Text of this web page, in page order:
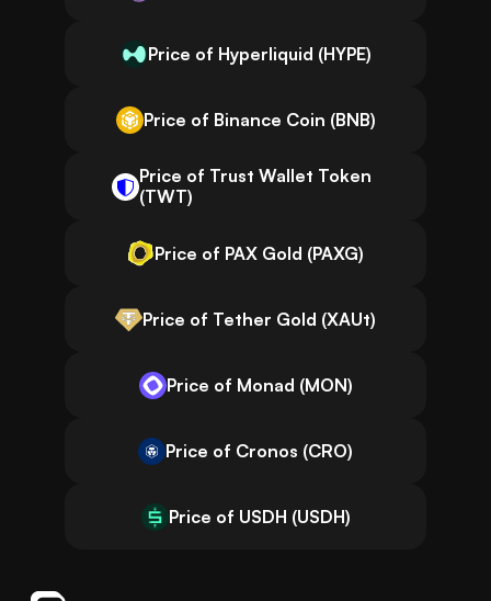
Price of Hyperliquid (HYPE)
Price of Binance Coin (BNB)
Price of Trust Wallet Token
(TWT)
Price of PAX Gold (PAXG)
Price of Tether Gold (XAUt)
Price of Monad (MON)
Price of Cronos (CRO)
Price of USDH (USDH)